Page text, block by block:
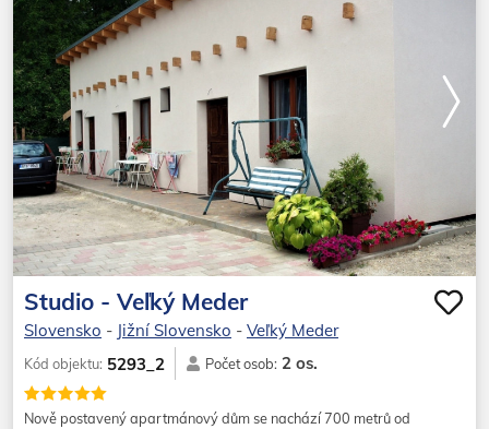
Studio - Veľký Meder
Slovensko - Jižní Slovensko - Veľký Meder
Kód objektu: 5293_2 Počet osob: 2 os.
Nově postavený apartmánový dům se nachází 700 metrů od